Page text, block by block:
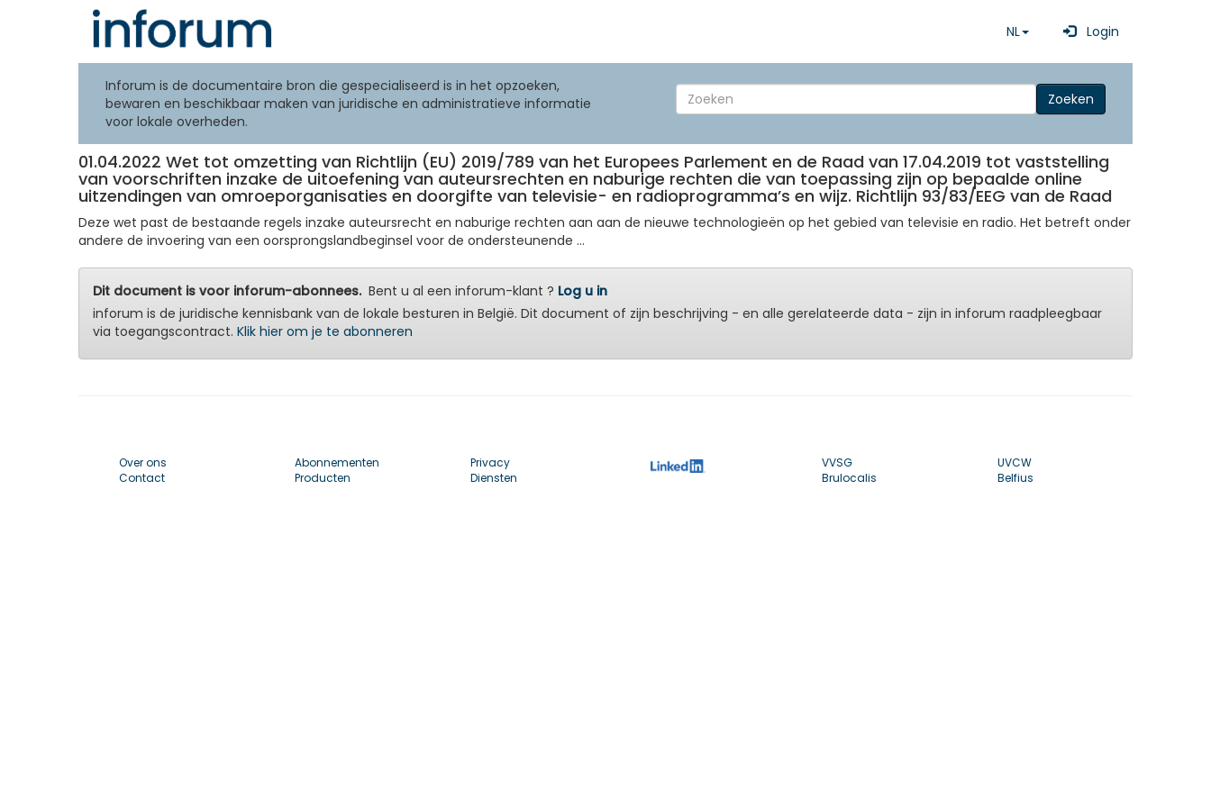
NL Login
Inforum is de documentaire bron die gespecialiseerd is in het opzoeken,
bewaren en beschikbaar maken van juridische en administratieve informatie
voor lokale overheden.
Zoeken
01.04.2022 Wet tot omzetting van Richtlijn (EU) 2019/789 van het Europees Parlement en de Raad van 17.04.2019 tot vaststelling
van voorschriften inzake de uitoefening van auteursrechten en naburige rechten die van toepassing zijn op bepaalde online
uitzendingen van omroeporganisaties en doorgifte van televisie- en radioprogramma’s en wijz. Richtlijn 93/83/EEG van de Raad
Deze wet past de bestaande regels inzake auteursrecht en naburige rechten aan aan de nieuwe technologieën op het gebied van televisie en radio. Het betreft onder
andere de invoering van een oorsprongslandbeginsel voor de ondersteunende ...
Dit document is voor inforum-abonnees.Bent u al een inforum-klant ? Log u in
inforum is de juridische kennisbank van de lokale besturen in België. Dit document of zijn beschrijving - en alle gerelateerde data - zijn in inforum raadpleegbaar
via toegangscontract. Klik hier om je te abonneren
Over ons
Contact
Abonnementen
Producten
Privacy
Diensten
VVSG
Brulocalis
UVCW
Belfius